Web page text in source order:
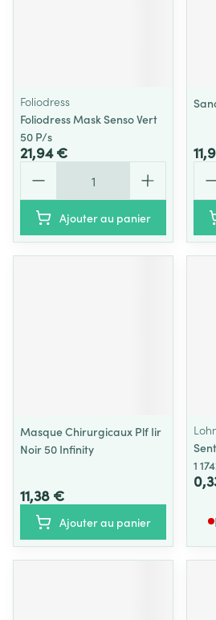
Foliodress
Foliodress Mask Senso Vert
50 P/s
21,94 €
Ajouter au panier
Masque Chirurgicaux Plf Iir
Noir 50 Infinity
11,38 €
Ajouter au panier
1